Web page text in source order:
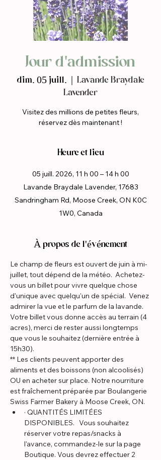
Jour d'admission
dim. 05 juill.
Lavande Braydale
Lavender
Visitez des millions de petites fleurs,
réservez dès maintenant !
Heure et lieu
05 juill. 2026, 11 h 00 – 14 h 00
Lavande Braydale Lavender, 17683
Sandringham Rd, Moose Creek, ON K0C
1W0, Canada
À propos de l'événement
Le champ de fleurs est ouvert de juin à mi-
juillet, tout dépend de la météo.  Achetez-
vous un billet pour vivre quelque chose
d'unique avec quelqu'un de spécial.  Venez
admirer la vue et le parfum de la lavande.
Votre billet vous donne accès au terrain (4
acres), merci de rester aussi longtemps
que vous le souhaitez (dernière entrée à
15h30).
** Les clients peuvent apporter des
aliments et des boissons (non alcoolisés)
OU en acheter sur place. Notre nourriture
est fraîchement préparée par Boulangerie
Swiss Farmer Bakery à Moose Creek, ON.
· QUANTITÉS LIMITÉES
DISPONIBLES.   Vous souhaitez
réserver votre repas/snacks à
l'avance, commandez-le sur la page
Boutique. Vous devrez effectuer 2